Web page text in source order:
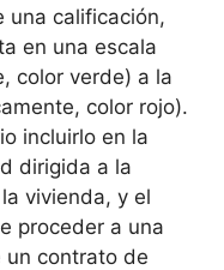
una calificación,
en una escala
color verde) a la
color rojo).
incluirlo en la
dirigida a la
vivienda, y el
proceder a una
un contrato de